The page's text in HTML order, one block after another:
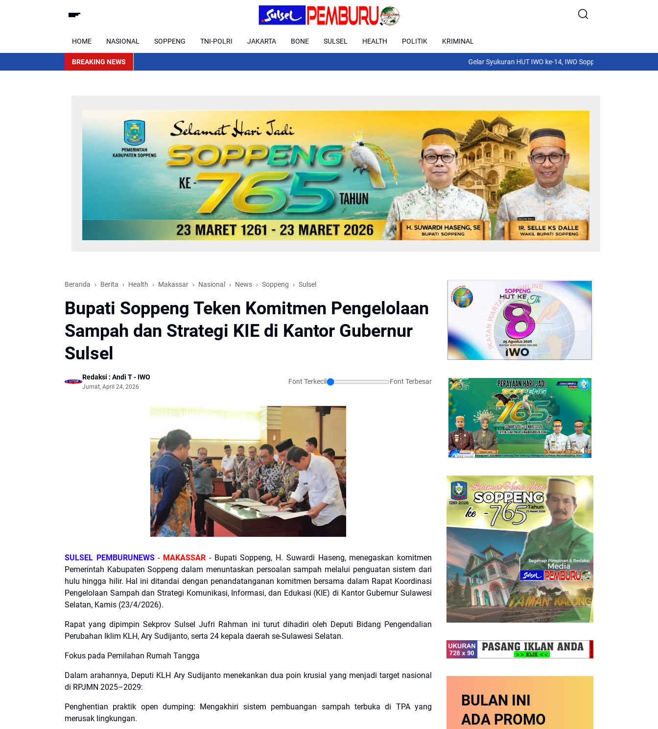
HOME NASIONAL SOPPENG TNI-POLRI JAKARTA BONE SULSEL HEALTH POLITIK KRIMINAL
BREAKING NEWS Gelar Syukuran HUT IWO ke-14, IWO Soppeng Siapkan Acara Puncak
Beranda Berita Health Makassar Nasional News Soppeng Sulsel
Bupati Soppeng Teken Komitmen Pengelolaan
Sampah dan Strategi KIE di Kantor Gubernur
Sulsel
Redaksi : Andi T - IWO
Jumat, April 24, 2026
Font Terkecil Font Terbesar
SULSEL PEMBURUNEWS- MAKASSAR - Bupati Soppeng, H. Suwardi Haseng, menegaskan komitmen
Pemerintah Kabupaten Soppeng dalam menuntaskan persoalan sampah melalui penguatan sistem dari
hulu hingga hilir. Hal ini ditandai dengan penandatanganan komitmen bersama dalam Rapat Koordinasi
Pengelolaan Sampah dan Strategi Komunikasi, Informasi, dan Edukasi (KIE) di Kantor Gubernur Sulawesi
Selatan, Kamis (23/4/2026).
​Rapat yang dipimpin Sekprov Sulsel Jufri Rahman ini turut dihadiri oleh Deputi Bidang Pengendalian
Perubahan Iklim KLH, Ary Sudijanto, serta 24 kepala daerah se-Sulawesi Selatan.
​Fokus pada Pemilahan Rumah Tangga
​Dalam arahannya, Deputi KLH Ary Sudijanto menekankan dua poin krusial yang menjadi target nasional
di RPJMN 2025–2029:
​Penghentian praktik open dumping: Mengakhiri sistem pembuangan sampah terbuka di TPA yang
merusak lingkungan.
BULAN INI
ADA PROMO